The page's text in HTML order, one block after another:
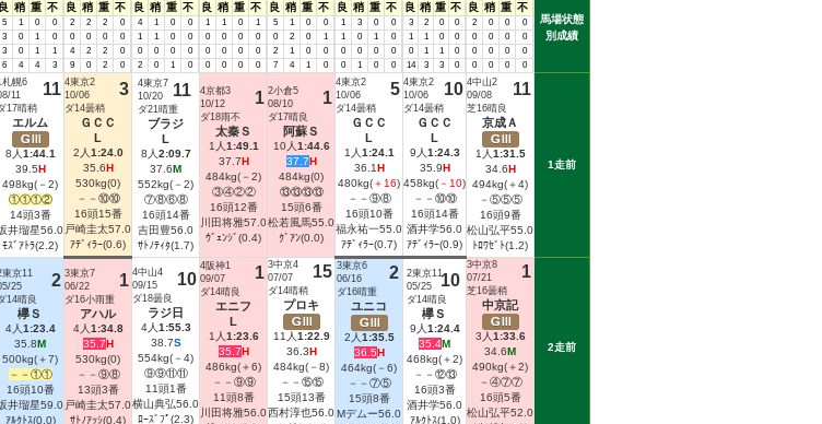
良 稍 重 不
5 1 0
0
3
0 1
0
3
0 1
1
6
4 4 3
良 稍 重 不
2 2 2
0
0
0 0
0
4
2 2
0
9
0 2 0
良 稍 重 不
4 1 0
0
1
1 0
0
0
0 0
0
2
0 1 0
良 稍 重 不
1 1 0
1
0
0 0
0
0
0 0
0
0
0 0 0
良 稍 重 不
5 1 0
0
0
2 0
1
2
1 0
0
7
4 1 0
良 稍 重 不
1 3 0
0
1
0 1
0
0
0 0
0
0
1 0 0
良 稍 重 不
3 2 0
0
1
1 0
0
0
1 1
0
14
3 3 0
良 稍 重 不
2 0 0
0
0
0 0
0
0
0 0
0
0
0 0 0
馬場状態
別成績
札幌6
11
17晴稍
11
エルム
Ⅲ
8人1:44.1
39.5H
498kg(－2)
①①①②
14頭3番
井瑠星56.0
ﾓｽﾞｱﾄﾗ(2.2)
4東京2
10/06
ダ14曇稍
3
ＧＣＣ
L
2人1:24.0
35.6H
530kg(0)
－－⑩⑩
16頭15番
戸崎圭太57.0
ｱﾃﾞｨﾗｰ(0.6)
4東京7
10/20
ダ21晴重
11
ブラジ
L
8人2:09.7
37.6M
552kg(－2)
⑦⑧⑥⑧
16頭14番
吉田豊56.0
ｻﾄﾉﾃｨﾀ(1.7)
4京都3
10/12
ダ18雨不
1
太秦Ｓ
1人1:49.1
37.7H
484kg(－2)
③④②②
16頭12番
川田将雅57.0
ｳﾞｪﾝｼﾞ(0.4)
2小倉5
08/10
ダ17晴良
1
阿蘇Ｓ
10人1:44.6
37.7H
484kg(0)
⑬⑬⑬⑬
15頭6番
松若風馬55.0
ｸﾞｱﾝ(0.0)
4東京2
10/06
ダ14曇稍
5
ＧＣＣ
L
1人1:24.1
36.1H
480kg(＋16)
－－⑨⑧
16頭10番
福永祐一55.0
ｱﾃﾞｨﾗｰ(0.7)
4東京2
10/06
ダ14曇稍
10
ＧＣＣ
L
9人1:24.3
35.9H
458kg( －10)
－－⑩⑩
16頭14番
酒井学56.0
ｱﾃﾞｨﾗｰ(0.9)
4中山2
09/08
芝16晴良
11
京成Ａ
Ⅲ
1人1:31.5
34.6H
494kg(＋4)
－⑤⑤⑤
16頭9番
松山弘平55.0
ﾄﾛﾜｾﾞﾄ(1.2)
1走前
東京11
25
14晴良
2
欅Ｓ
4人1:23.4
35.8M
500kg(＋7)
－－①①
16頭10番
井瑠星59.0
ｱﾙｸﾄｽ(0.0)
3東京7
06/22
ダ16小雨重
1
アハル
4人1:34.8
35.7H
530kg(0)
－－⑨⑧
13頭3番
戸崎圭太57.0
ｻﾄﾉｱｯｼ(0.4)
4中山4
09/15
ダ18曇良
10
ラジ日
4人1:55.3
38.7S
554kg(－4)
⑨⑨⑪⑪
11頭1番
横山典弘56.0
ﾛｰｽﾞﾌﾟ(2.3)
4阪神1
09/07
ダ14晴良
1
エニフ
L
1人1:23.6
35.7H
486kg(＋6)
－－⑨⑨
11頭8番
川田将雅56.0
3中京4
07/07
ダ14晴稍
15
プロキ
Ⅲ
11人1:22.9
36.3H
484kg(－8)
－－⑮⑮
15頭13番
西村淳也56.0
3東京6
06/16
ダ16晴重
2
ユニコ
Ⅲ
2人1:35.5
36.5H
464kg(－6)
－－⑦⑤
15頭8番
Mデムー56.0
2東京11
05/25
ダ14晴良
10
欅Ｓ
9人1:24.4
35.4M
468kg(＋2)
－－⑫⑬
16頭3番
酒井学56.0
ｱﾙｸﾄｽ(1.0)
3中京8
07/21
芝16曇稍
1
中京記
Ⅲ
3人1:33.6
34.6M
490kg(＋2)
－④⑦⑦
16頭5番
松山弘平52.0
2走前